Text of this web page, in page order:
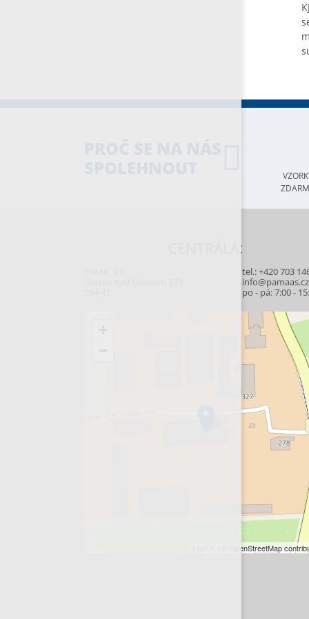
CENTRÁLA:
tel.:+420 703
info@pamaas.cz
po - pá: 7:00 -
| © OpenStreetMap